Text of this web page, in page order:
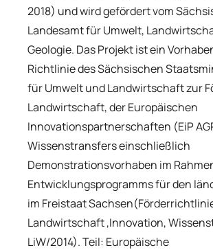
2018) und wird gefördert vom
Landesamt für Umwelt,
Geologie. Das Projekt ist ein
Richtlinie des Sächsischen
für Umwelt und Landwirtschaft zur
Landwirtschaft, der Europäischen
Innovationspartnerschaften (EiP
Wissenstransfers einschließlich
Demonstrationsvorhaben im
Entwicklungsprogramms für den
im Freistaat
Landwirtschaft ,Innovation,
LiW/2014). Teil: Europäische